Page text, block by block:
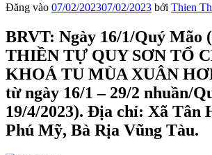
Đăng vào 07/02/202307/02/2023 bởi Thien
BRVT: Ngày 16/1/Quý Mão
THIỀN TỰ QUY SƠN TỔ
KHOÁ TU MÙA XUÂN
từ ngày 16/1 – 29/2 nhuần/
19/4/2023). Địa chỉ: Xã Tân
Phú Mỹ, Bà Rịa Vũng Tàu.